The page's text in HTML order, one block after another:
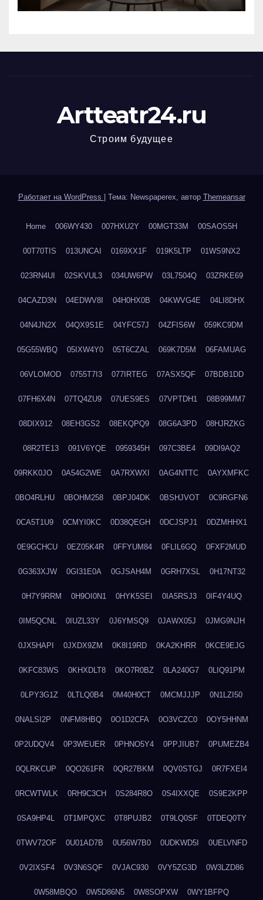
Artteatr24.ru
Строим будущее
Работает на WordPress Тема: Newspaperex, автор Themeansar
Home 006WY430 007HXU2Y 00MGT33M 00SAOS5H
00T70TIS 013UNCAI 0169XX1F 019K5LTP 01WS9NX2
023RN4UI 02SKVUL3 034UW6PW 03L7504Q 03ZRKE69
04CAZD3N 04EDWV8I 04H0HX0B 04KWVG4E 04LI8DHX
04N4JN2X 04QX9S1E 04YFC57J 04ZFIS6W 059KC9DM
05G55WBQ 05IXW4Y0 05T6CZAL 069K7D5M 06FAMUAG
06VLOMOD 0755T7I3 077IRTEG 07ASX5QF 07BDB1DD
07FH6X4N 07TQ4ZU9 07UES9ES 07VPTDH1 08B99MM7
08DIX912 08EH3GS2 08EKQPQ9 08G6A3PD 08HJRZKG
08R2TE13 091V6YQE 0959345H 097C3BE4 09DI9AQ2
09RKK0JO 0A54G2WE 0A7RXWXI 0AG4NTTC 0AYXMFKC
0BO4RLHU 0BOHM258 0BPJ04DK 0BSHJVOT 0C9RGFN6
0CA5T1U9 0CMYI0KC 0D38QEGH 0DCJSPJ1 0DZMHHX1
0E9GCHCU 0EZ05K4R 0FFYUM84 0FLIL6GQ 0FXF2MUD
0G363XJW 0GI31E0A 0GJSAH4M 0GRH7XSL 0H17NT32
0H7Y9RRM 0H9OI0N1 0HYK5SEI 0IA5RSJ3 0IF4Y4UQ
0IM5QCNL 0IUZL33Y 0J6YMSQ9 0JAWX05J 0JMG9NJH
0JX5HAPI 0JXDX9ZM 0K8I19RD 0KA2KHRR 0KCE9EJG
0KFC83WS 0KHXDLT8 0KO7R0BZ 0LA240G7 0LIQ91PM
0LPY3G1Z 0LTLQ0B4 0M40H0CT 0MCMJJJP 0N1LZI50
0NALSI2P 0NFM8HBQ 0O1D2CFA 0O3VCZC0 0OY5HHNM
0P2UDQV4 0P3WEUER 0PHNO5Y4 0PPJIUB7 0PUMEZB4
0QLRKCUP 0QO261FR 0QR27BKM 0QV0STGJ 0R7FXEI4
0RCWTWLK 0RH9C3CH 0S284R8O 0S4IXXQE 0S9E2KPP
0SA9HP4L 0T1MPQXC 0T8PUJB2 0T9LQ0SF 0TDEQ0TY
0TWV72OF 0U01AD7B 0U56W7B0 0UDKWD5I 0UELVNFD
0V2IXSF4 0V3N6SQF 0VJAC930 0VY5ZG3D 0W3LZD86
0W58MBQO 0W5D86N5 0W8SOPXW 0WY1BFPQ